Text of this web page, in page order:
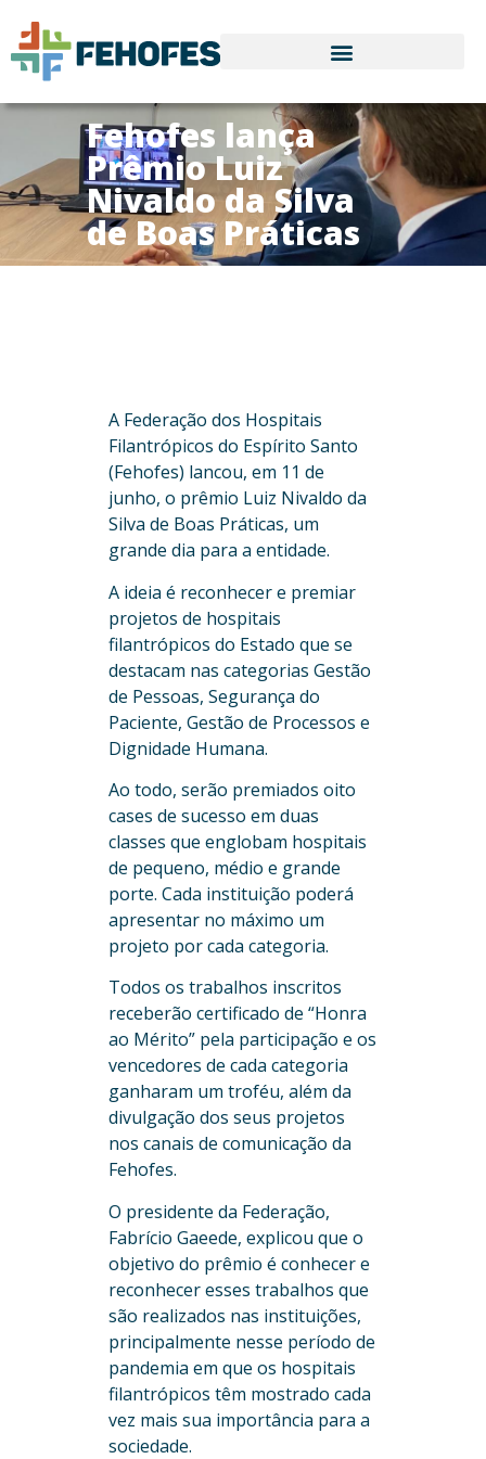
Fehofes lança
Prêmio Luiz
Nivaldo da Silva
de Boas Práticas
A Federação dos Hospitais
Filantrópicos do Espírito Santo
(Fehofes) lancou, em 11 de
junho, o prêmio Luiz Nivaldo da
Silva de Boas Práticas, um
grande dia para a entidade.
A ideia é reconhecer e premiar
projetos de hospitais
filantrópicos do Estado que se
destacam nas categorias Gestão
de Pessoas, Segurança do
Paciente, Gestão de Processos e
Dignidade Humana.
Ao todo, serão premiados oito
cases de sucesso em duas
classes que englobam hospitais
de pequeno, médio e grande
porte. Cada instituição poderá
apresentar no máximo um
projeto por cada categoria.
Todos os trabalhos inscritos
receberão certificado de “Honra
ao Mérito” pela participação e os
vencedores de cada categoria
ganharam um troféu, além da
divulgação dos seus projetos
nos canais de comunicação da
Fehofes.
O presidente da Federação,
Fabrício Gaeede, explicou que o
objetivo do prêmio é conhecer e
reconhecer esses trabalhos que
são realizados nas instituições,
principalmente nesse período de
pandemia em que os hospitais
filantrópicos têm mostrado cada
vez mais sua importância para a
sociedade.